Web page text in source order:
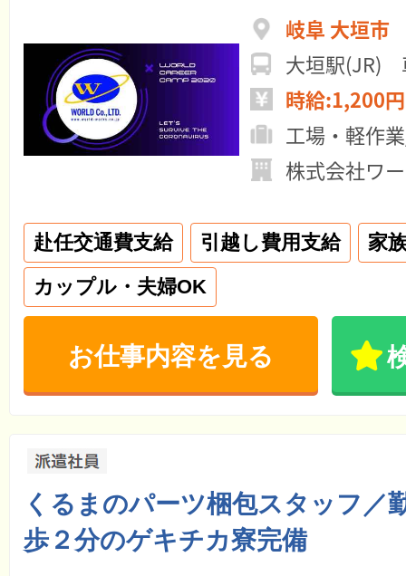
岐阜 大垣市
大垣駅(JR)
時給:1,200
工場・軽作
株式会社ワ
赴任交通費支給 引越し費用支給
家
カップル・夫婦OK
お仕事内容を見る
くるまのパーツ梱包スタッフ／
歩２分のゲキチカ寮完備